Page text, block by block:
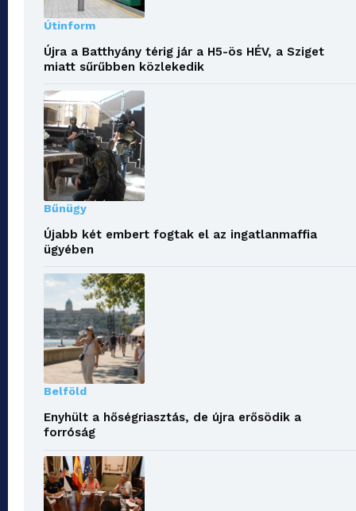
Útinform
Újra a Batthyány térig jár a H5-ös HÉV, a Sziget
miatt sűrűbben közlekedik
Bűnügy
Újabb két embert fogtak el az ingatlanmaffia
ügyében
Belföld
Enyhült a hőségriasztás, de újra erősödik a
forróság